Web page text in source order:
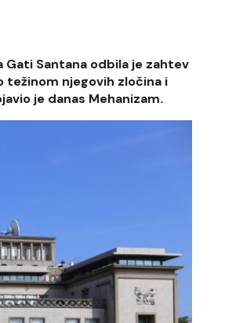
Santana odbila je zahtev
težinom njegovih zločina i
je danas Mehanizam.